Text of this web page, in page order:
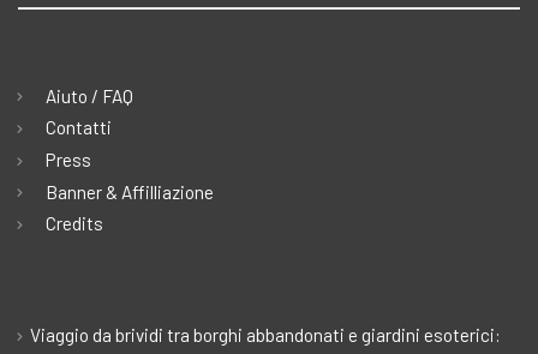
Aiuto / FAQ
Contatti
Press
Banner & Affilliazione
Credits
Viaggio da brividi tra borghi abbandonati e giardini esoterici: